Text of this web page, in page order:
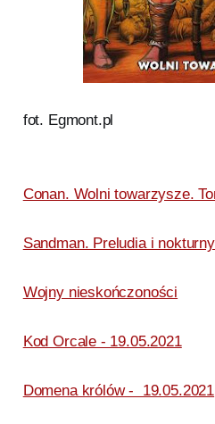
fot. Egmont.pl
Conan. Wolni towarzysze.
Sandman. Preludia i
Wojny nieskończoności
Kod Orcale - 19.05.2021
Domena królów - 19.05.2021